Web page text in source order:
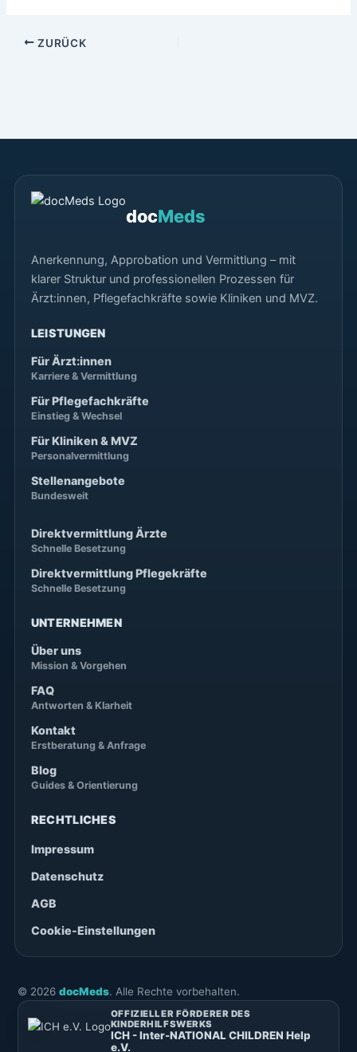
ZURÜCK
docMeds
Anerkennung, Approbation und Vermittlung – mit
klarer Struktur und professionellen Prozessen für
Ärzt:innen, Pflegefachkräfte sowie Kliniken und MVZ.
LEISTUNGEN
Für Ärzt:innen
Karriere & Vermittlung
Für Pflegefachkräfte
Einstieg & Wechsel
Für Kliniken & MVZ
Personalvermittlung
Stellenangebote
Bundesweit
Direktvermittlung Ärzte
Schnelle Besetzung
Direktvermittlung Pflegekräfte
Schnelle Besetzung
UNTERNEHMEN
Über uns
Mission & Vorgehen
FAQ
Antworten & Klarheit
Kontakt
Erstberatung & Anfrage
Blog
Guides & Orientierung
RECHTLICHES
Impressum
Datenschutz
AGB
Cookie-Einstellungen
© 2026 docMeds. Alle Rechte vorbehalten.
OFFIZIELLER FÖRDERER DES
KINDERHILFSWERKS
ICH - Inter-NATIONAL CHILDREN Help
e.V.